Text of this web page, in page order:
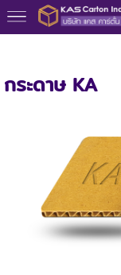
กระดาษ KA